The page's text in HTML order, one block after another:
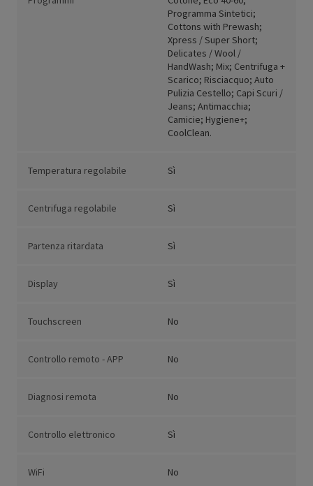
Programma Sintetici;
Cottons with Prewash;
Xpress / Super Short;
Delicates / Wool /
HandWash; Mix; Centrifuga +
Scarico; Risciacquo; Auto
Pulizia Cestello; Capi Scuri /
Jeans; Antimacchia;
Camicie; Hygiene+;
CoolClean.
Temperatura regolabile Sì
Centrifuga regolabile Sì
Partenza ritardata Sì
Display Sì
Touchscreen No
Controllo remoto - APP No
Diagnosi remota No
Controllo elettronico Sì
WiFi No